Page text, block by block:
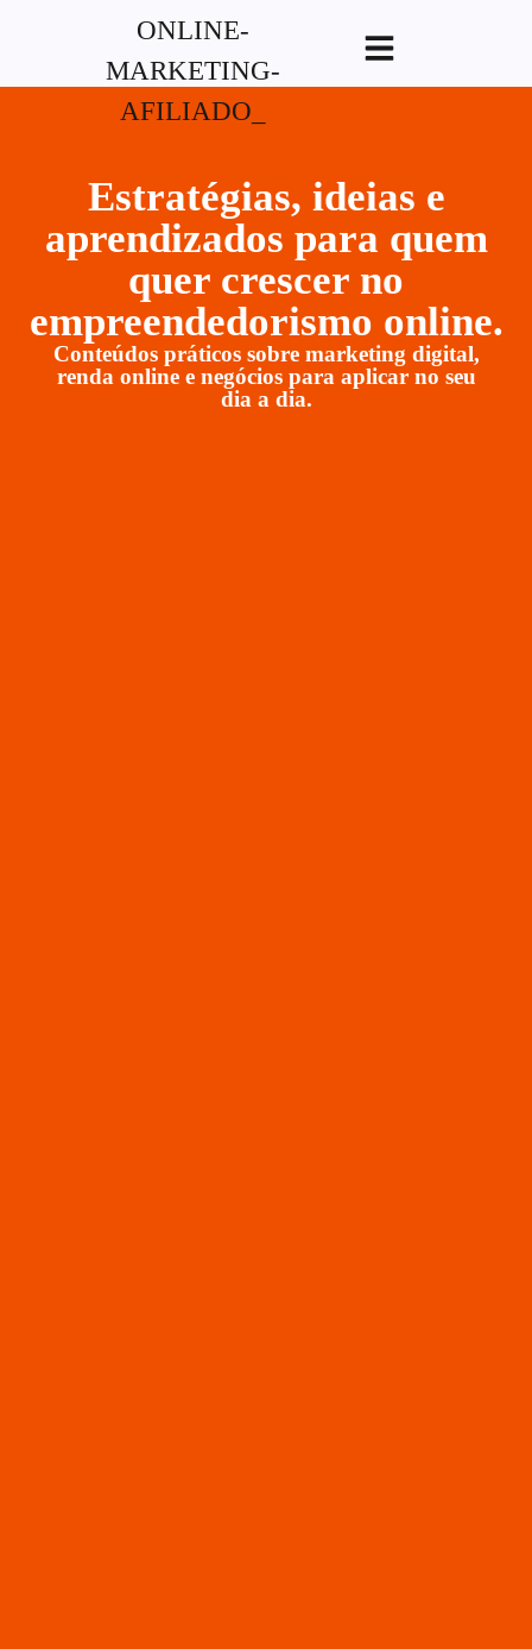
G-XVBZZCFH00pub-
5970489886047746AW-17954400846.
Estratégias, ideias e
aprendizados para quem
quer crescer no
empreendedorismo online.
Conteúdos práticos sobre marketing digital,
renda online e negócios para aplicar no seu
dia a dia.